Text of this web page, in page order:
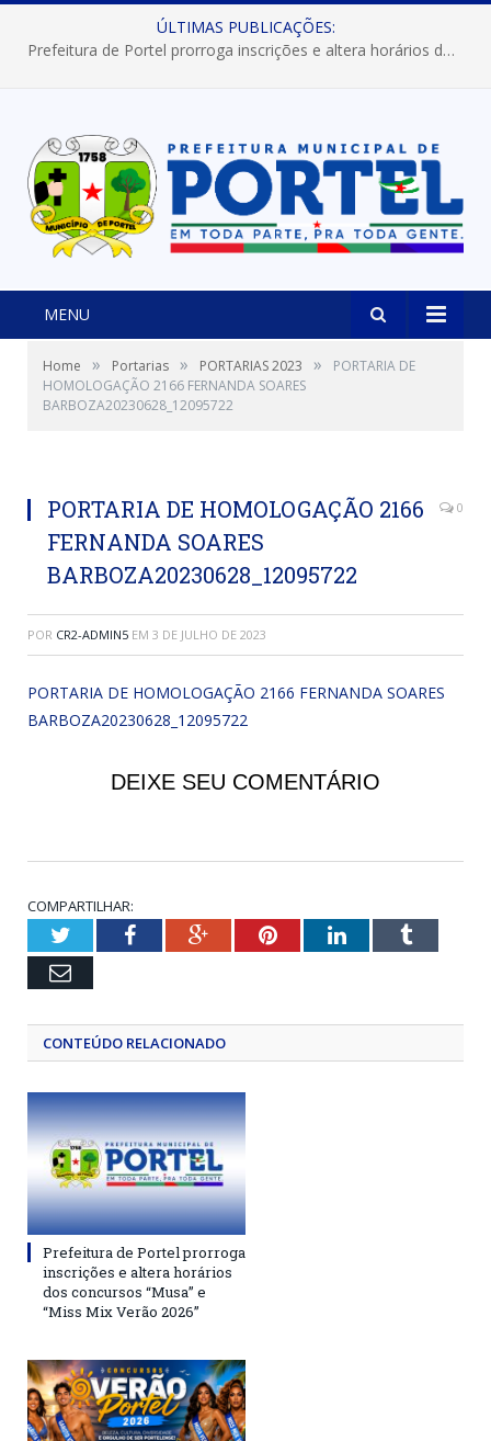
ÚLTIMAS PUBLICAÇÕES:
Prefeitura de Portel prorroga inscrições e altera horários dos concursos “Musa” e “Miss Mix Verão 2026”
MENU
Home » Portarias » PORTARIAS 2023 »
PORTARIA DE
HOMOLOGAÇÃO 2166 FERNANDA SOARES
BARBOZA20230628_12095722
PORTARIA DE HOMOLOGAÇÃO 2166
FERNANDA SOARES
BARBOZA20230628_12095722
0
POR CR2-ADMIN5 EM 3 DE JULHO DE 2023
PORTARIA DE HOMOLOGAÇÃO 2166 FERNANDA SOARES
BARBOZA20230628_12095722
DEIXE SEU COMENTÁRIO
COMPARTILHAR:
TwitterFacebookGoogle+PinterestLinkedInTumblr
Email
CONTEÚDO RELACIONADO
Prefeitura de Portel prorroga
inscrições e altera horários
dos concursos “Musa” e
“Miss Mix Verão 2026”